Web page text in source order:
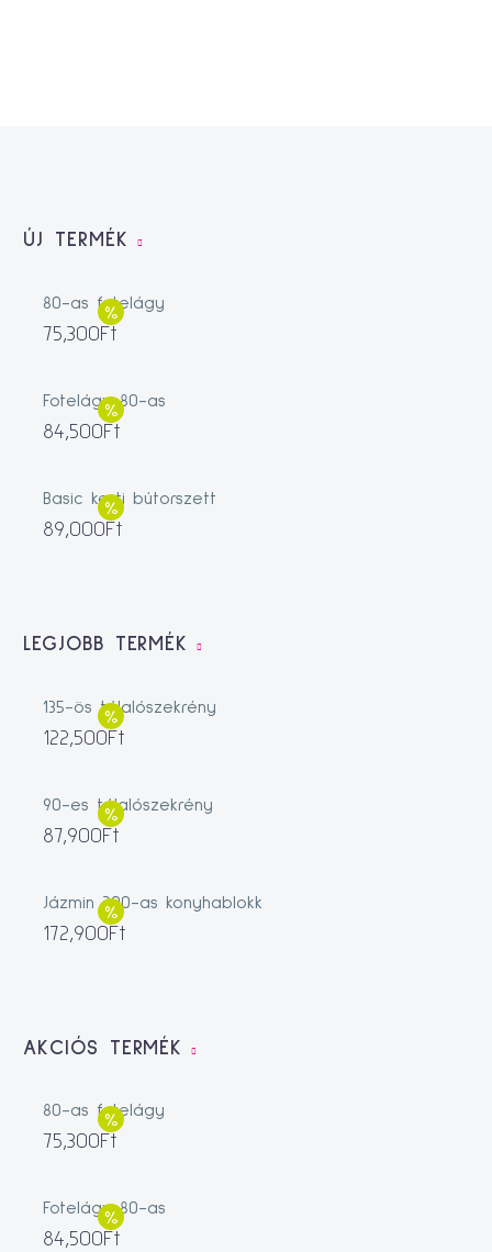
ÚJ TERMÉK
80-as fotelágy
75,300Ft
Fotelágy 80-as
84,500Ft
Basic kerti bútorszett
89,000Ft
LEGJOBB TERMÉK
135-ös tálalószekrény
122,500Ft
90-es tálalószekrény
87,900Ft
Jázmin 200-as konyhablokk
172,900Ft
AKCIÓS TERMÉK
80-as fotelágy
75,300Ft
Fotelágy 80-as
84,500Ft